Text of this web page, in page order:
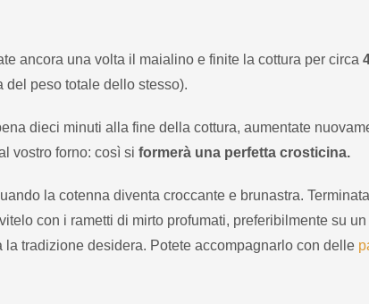
ancora una volta il maialino e finite la cottura per circa
del peso totale dello stesso).
dieci minuti alla fine della cottura, aumentate
vostro forno: così si formerà una perfetta crosticina.
la cotenna diventa croccante e brunastra.
con i rametti di mirto profumati, preferibilmente su
la tradizione desidera. Potete accompagnarlo con delle